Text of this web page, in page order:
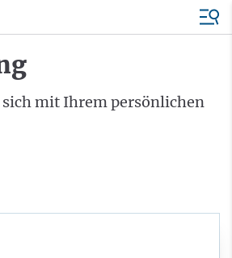
sich mit Ihrem persönlichen